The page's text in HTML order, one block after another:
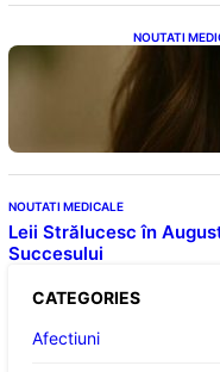
NOUTATI
Ceaiul –
NOUTATI MEDICALE
Leii Strălucesc în
Succesului
CATEGORIES
Afectiuni